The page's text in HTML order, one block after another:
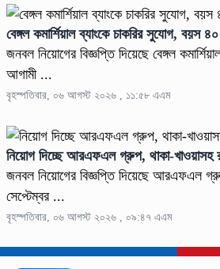
বেঙ্গল কমার্শিয়াল ব্যাংকে চাকরির সুযোগ, বয়স
জনবল নিয়োগের বিজ্ঞপ্তি দিয়েছে বেঙ্গল
আগামী ...
বৃহস্পতিবার, ০৬ আগস্ট ২০২৬ , ১১:৫৮ এএম
নিয়োগ দিচ্ছে আরএফএল গ্রুপ, থাকা-খাওয়াসহ
জনবল নিয়োগের বিজ্ঞপ্তি দিয়েছে আরএফএল
সেপ্টেম্বর ...
বৃহস্পতিবার, ০৬ আগস্ট ২০২৬ , ০৯:৪৭ এএম